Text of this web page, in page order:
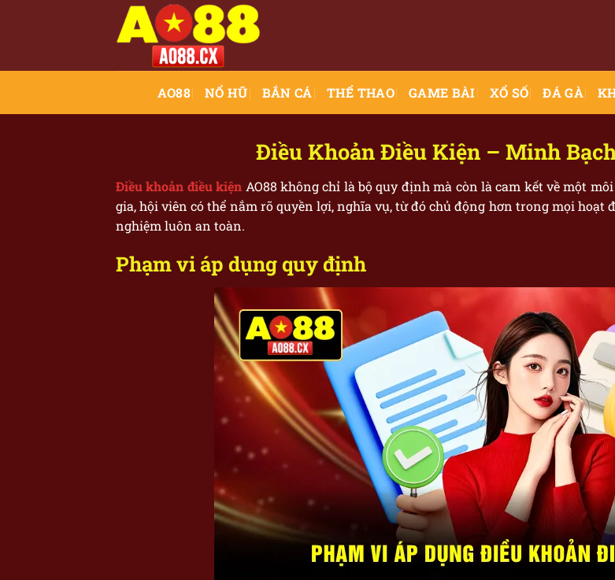
dung
AO88 NỔ HŨ BẮN CÁ THỂ THAO GAME BÀI XỔ SỐ ĐÁ GÀ
Điều Khoản Điều Kiện – Minh
Điều khoản điều kiện AO88 không chỉ là bộ quy định mà còn là cam kết về một
gia, hội viên có thể nắm rõ quyền lợi, nghĩa vụ, từ đó chủ động hơn trong mọi
nghiệm luôn an toàn.
Phạm vi áp dụng quy định